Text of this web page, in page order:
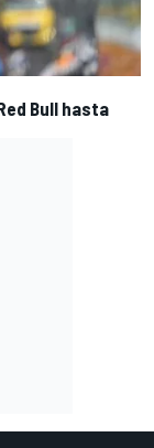
Bull hasta